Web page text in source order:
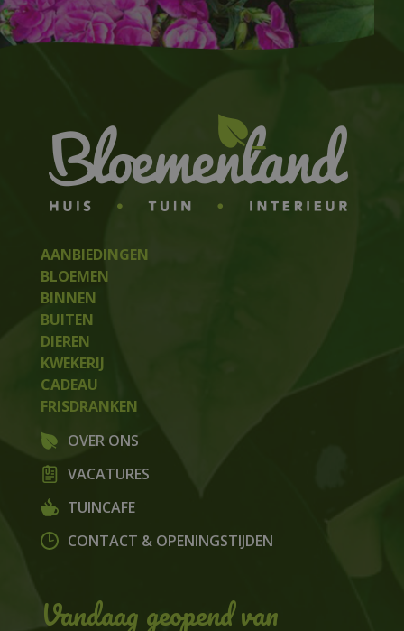
AANBIEDINGEN
BLOEMEN
BINNEN
BUITEN
DIEREN
KWEKERIJ
CADEAU
FRISDRANKEN
OVER ONS
VACATURES
TUINCAFE
CONTACT & OPENINGSTIJDEN